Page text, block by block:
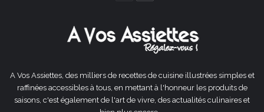
A Vos Assiettes, des milliers de recettes de cuisine illustrées simples et
raffinées accessibles à tous, en mettant à l'honneur les produits de
saisons, c'est également de l'art de vivre, des actualités culinaires et